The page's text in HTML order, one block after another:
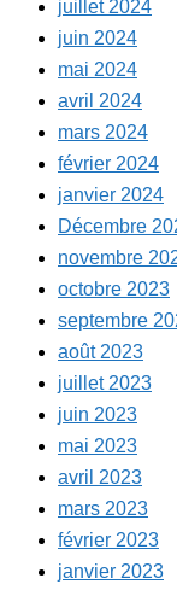
juillet 2024
juin 2024
mai 2024
avril 2024
mars 2024
février 2024
janvier 2024
Décembre
novembre
octobre 2023
septembre
août 2023
juillet 2023
juin 2023
mai 2023
avril 2023
mars 2023
février 2023
janvier 2023